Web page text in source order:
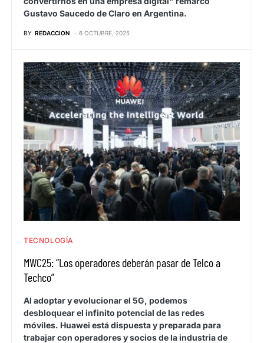
Gustavo Saucedo de Claro en Argentina.
BY REDACCION 6 OCTUBRE, 2025
TECNOLOGÍA
MWC25: “Los operadores deberán pasar de Telco a
Techco”
Al adoptar y evolucionar el 5G, podemos
desbloquear el infinito potencial de las redes
móviles. Huawei está dispuesta y preparada para
trabajar con operadores y socios de la industria de